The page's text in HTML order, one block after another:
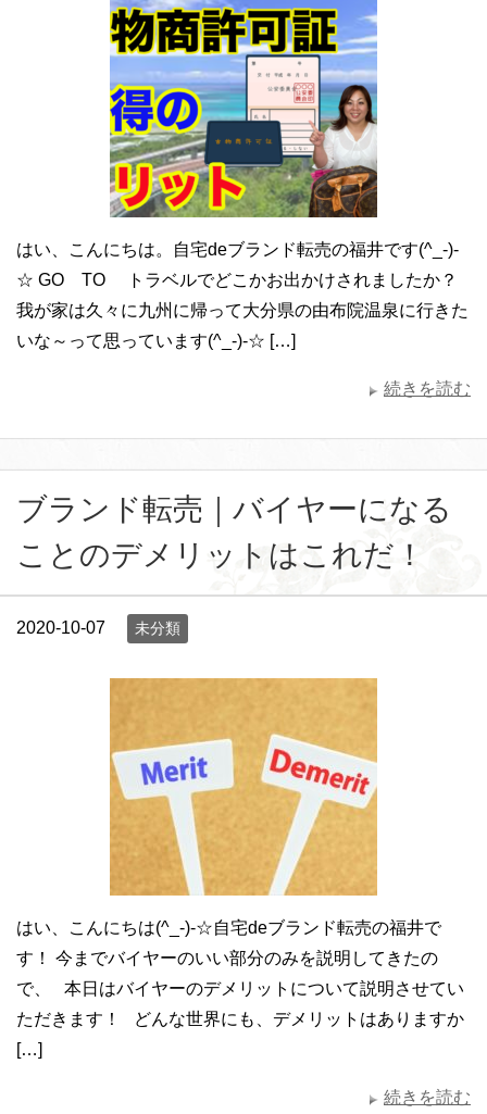
はい、こんにちは。自宅deブランド転売の福井です(^_-)-
☆ GO TO トラベルでどこかお出かけされましたか？
我が家は久々に九州に帰って大分県の由布院温泉に行きた
いな～って思っています(^_-)-☆ […]
続きを読む
ブランド転売｜バイヤーになる
ことのデメリットはこれだ！
2020-10-07 未分類
はい、こんにちは(^_-)-☆自宅deブランド転売の福井で
す！ 今までバイヤーのいい部分のみを説明してきたの
で、 本日はバイヤーのデメリットについて説明させてい
ただきます！ どんな世界にも、デメリットはありますか
[…]
続きを読む